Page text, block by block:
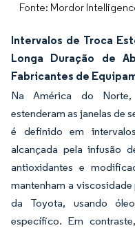
Fonte: Mordor
Intervalos de Troca
Longa Duração de
Fabricantes de
Na América do
estenderam as janelas de
é definido em
alcançada pela infusão
antioxidantes e
mantenham a
da Toyota, usando
específico. Em